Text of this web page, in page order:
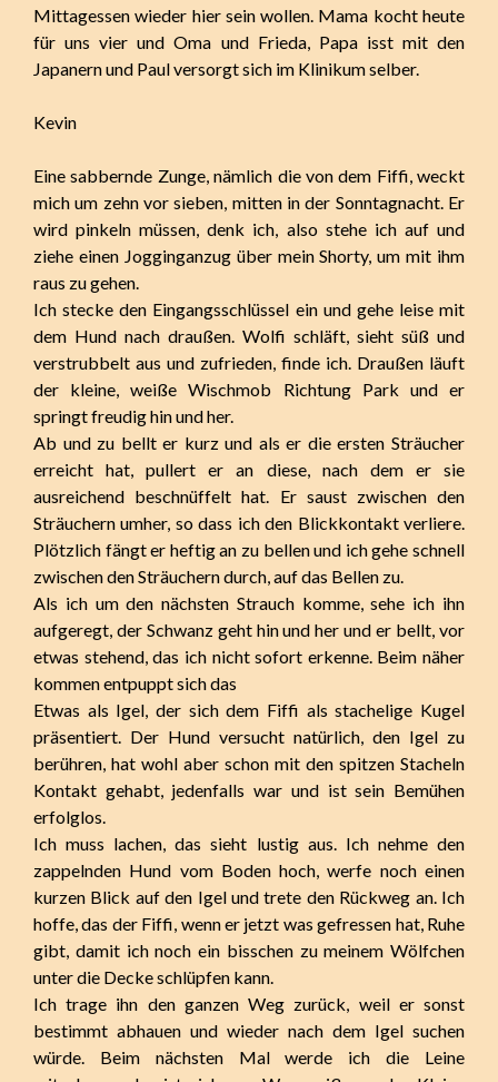
Mittagessen wieder hier sein wollen. Mama kocht heute
für uns vier und Oma und Frieda, Papa isst mit den
Japanern und Paul versorgt sich im Klinikum selber.
Kevin
Eine sabbernde Zunge, nämlich die von dem Fiffi, weckt
mich um zehn vor sieben, mitten in der Sonntagnacht. Er
wird pinkeln müssen, denk ich, also stehe ich auf und
ziehe einen Jogginganzug über mein Shorty, um mit ihm
raus zu gehen.
Ich stecke den Eingangsschlüssel ein und gehe leise mit
dem Hund nach draußen. Wolfi schläft, sieht süß und
verstrubbelt aus und zufrieden, finde ich. Draußen läuft
der kleine, weiße Wischmob Richtung Park und er
springt freudig hin und her.
Ab und zu bellt er kurz und als er die ersten Sträucher
erreicht hat, pullert er an diese, nach dem er sie
ausreichend beschnüffelt hat. Er saust zwischen den
Sträuchern umher, so dass ich den Blickkontakt verliere.
Plötzlich fängt er heftig an zu bellen und ich gehe schnell
zwischen den Sträuchern durch, auf das Bellen zu.
Als ich um den nächsten Strauch komme, sehe ich ihn
aufgeregt, der Schwanz geht hin und her und er bellt, vor
etwas stehend, das ich nicht sofort erkenne. Beim näher
kommen entpuppt sich das
Etwas als Igel, der sich dem Fiffi als stachelige Kugel
präsentiert. Der Hund versucht natürlich, den Igel zu
berühren, hat wohl aber schon mit den spitzen Stacheln
Kontakt gehabt, jedenfalls war und ist sein Bemühen
erfolglos.
Ich muss lachen, das sieht lustig aus. Ich nehme den
zappelnden Hund vom Boden hoch, werfe noch einen
kurzen Blick auf den Igel und trete den Rückweg an. Ich
hoffe, das der Fiffi, wenn er jetzt was gefressen hat, Ruhe
gibt, damit ich noch ein bisschen zu meinem Wölfchen
unter die Decke schlüpfen kann.
Ich trage ihn den ganzen Weg zurück, weil er sonst
bestimmt abhauen und wieder nach dem Igel suchen
würde. Beim nächsten Mal werde ich die Leine